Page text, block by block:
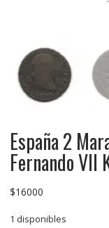
España 2
Fernando VII
$16000
1 disponibles